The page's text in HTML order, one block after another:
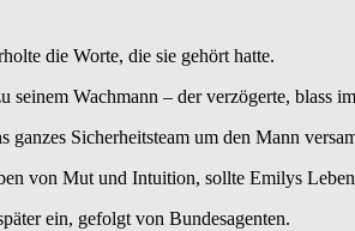
die Worte, die sie gehört hatte.
Wachmann – der verzögerte, blass
ganzes Sicherheitsteam um den Mann
von Mut und Intuition, sollte Emilys
ein, gefolgt von Bundesagenten.